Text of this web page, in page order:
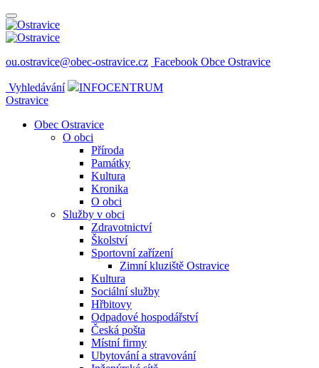
ou.ostravice@obec-ostravice.cz Facebook Obce Ostravice
Vyhledávání
INFOCENTRUM
Ostravice
Obec Ostravice
O obci
Příroda
Památky
Kultura
Kronika
O obci
Služby v obci
Zdravotnictví
Školství
Sportovní zařízení
Zimní kluziště Ostravice
Kultura
Sociální služby
Hřbitovy
Odpadové hospodářství
Česká pošta
Místní firmy
Ubytování a stravování